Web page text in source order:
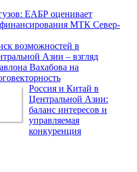
ЕАБР оценивает
МТК Север-
возможностей в
Азии – взгляд
Вахабова на
Россия и Китай в
Центральной Азии:
баланс интересов и
управляемая
конкуренция